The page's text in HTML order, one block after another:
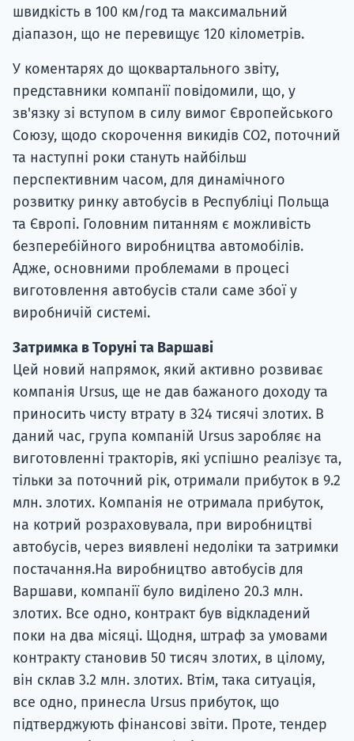
швидкість в 100 км/год та максимальний
діапазон, що не перевищує 120 кілометрів.
У коментарях до щоквартального звіту,
представники компанії повідомили, що, у
зв'язку зі вступом в силу вимог Європейського
Союзу, щодо скорочення викидів СО2, поточний
та наступні роки стануть найбільш
перспективним часом, для динамічного
розвитку ринку автобусів в Республіці Польща
та Європі. Головним питанням є можливість
безперебійного виробництва автомобілів.
Адже, основними проблемами в процесі
виготовлення автобусів стали саме збої у
виробничій системі.
Затримка в Торуні та Варшаві
Цей новий напрямок, який активно розвиває
компанія Ursus, ще не дав бажаного доходу та
приносить чисту втрату в 324 тисячі злотих. В
даний час, група компаній Ursus заробляє на
виготовленні тракторів, які успішно реалізує та,
тільки за поточний рік, отримали прибуток в 9.2
млн. злотих. Компанія не отримала прибуток,
на котрий розраховувала, при виробництві
автобусів, через виявлені недоліки та затримки
постачання.На виробництво автобусів для
Варшави, компанії було виділено 20.3 млн.
злотих. Все одно, контракт був відкладений
поки на два місяці. Щодня, штраф за умовами
контракту становив 50 тисяч злотих, в цілому,
він склав 3.2 млн. злотих. Втім, така ситуація,
все одно, принесла Ursus прибуток, що
підтверджують фінансові звіти. Проте, тендер